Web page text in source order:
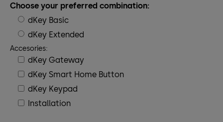
Choose your preferred combination:
dKey Basic
dKey Extended
Accesories:
dKey Gateway
dKey Smart Home Button
dKey Keypad
Installation